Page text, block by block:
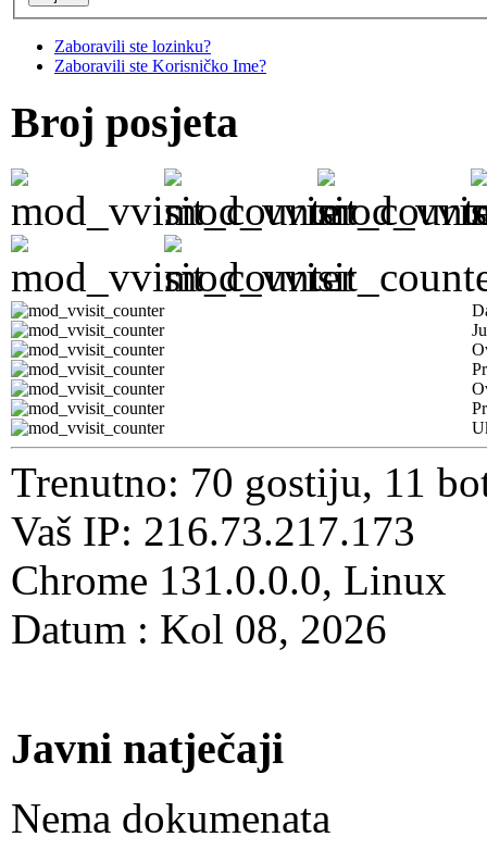
Zaboravili ste lozinku?
Zaboravili ste Korisničko Ime?
Broj posjeta
Trenutno: 70 gostiju, 11
Vaš IP: 216.73.217.173
Chrome 131.0.0.0, Linux
Datum : Kol 08, 2026
Javni natječaji
Nema dokumenata